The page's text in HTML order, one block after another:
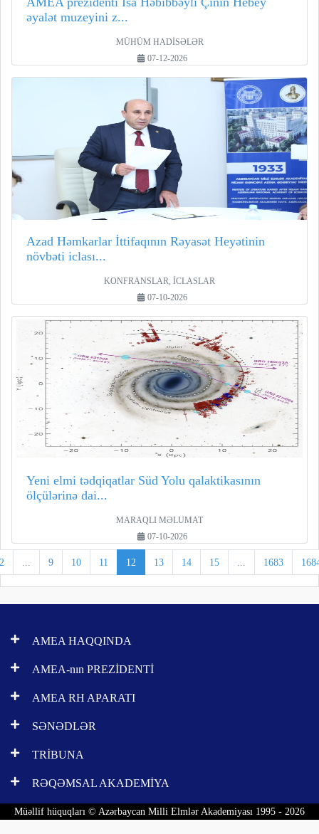
əyalət muzeyini z...
MÜHÜM HADİSƏLƏR
07-12-2026
Azad Həmkarlar İttifaqının Rəyasət Heyətinin
növbəti iclası...
KONFRANSLAR, İCLASLAR
07-10-2026
Yeni elmi tədqiqatlar Süd Yolu qalaktikasının
ölçülərinə dai...
MARAQLI MƏLUMAT
07-10-2026
2 ... 9 10 11 12 13 14 15 ... 1683
AMEA HAQQINDA
AMEA-nın PREZİDENTİ
AMEA RH APARATI
SƏNƏDLƏR
TRİBUNA
RƏQƏMSAL AKADEMİYA
Müəllif hüquqları © Azərbaycan Milli Elmlər Akademiyası 1995 - 2026